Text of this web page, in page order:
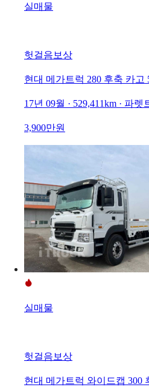
실매물
헛걸음보상
현대 메가트럭 280 후축 카고
17년 09월 · 529,411km · 파렛
3,900만원
실매물
헛걸음보상
현대 메가트럭 와이드캡 300